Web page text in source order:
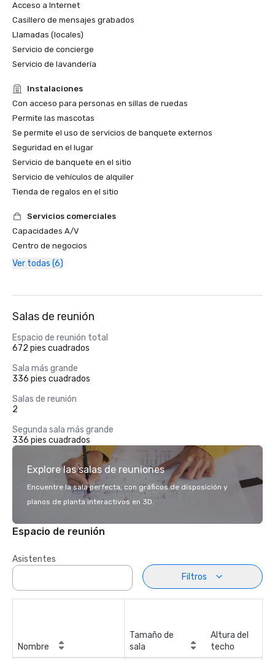
Acceso a Internet
Casillero de mensajes grabados
Llamadas (locales)
Servicio de concierge
Servicio de lavandería
Instalaciones
Con acceso para personas en sillas de ruedas
Permite las mascotas
Se permite el uso de servicios de banquete externos
Seguridad en el lugar
Servicio de banquete en el sitio
Servicio de vehículos de alquiler
Tienda de regalos en el sitio
Servicios comerciales
Capacidades A/V
Centro de negocios
Ver todas (6)
Salas de reunión
Espacio de reunión total
672 pies cuadrados
Sala más grande
336 pies cuadrados
Salas de reunión
2
Segunda sala más grande
336 pies cuadrados
Explore las salas de reuniones
Encuentre la sala perfecta, con gráficos de disposición y
planos de planta interactivos en 3D.
Espacio de reunión
Asistentes
Filtros
Nombre
Tamaño de
sala
Altura del
techo